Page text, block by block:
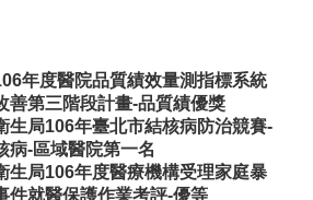
年度醫院品質績效量測指標系統
善第三階段計畫-品質績優獎
生局106年臺北市結核病防治競賽-
病-區域醫院第一名
生局106年度醫療機構受理家庭暴
件就醫保護作業考評-優等